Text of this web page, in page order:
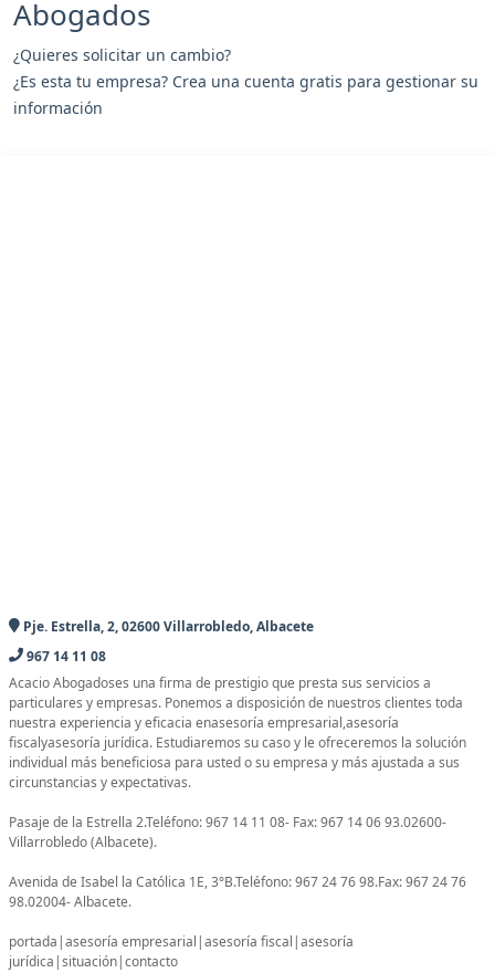
Abogados
¿Quieres solicitar un cambio?
¿Es esta tu empresa? Crea una cuenta gratis para gestionar su
información
Pje. Estrella, 2, 02600 Villarrobledo, Albacete
967 14 11 08
Acacio Abogadoses una firma de prestigio que presta sus servicios a
particulares y empresas. Ponemos a disposición de nuestros clientes toda
nuestra experiencia y eficacia enasesoría empresarial,asesoría
fiscalyasesoría jurídica. Estudiaremos su caso y le ofreceremos la solución
individual más beneficiosa para usted o su empresa y más ajustada a sus
circunstancias y expectativas.
Pasaje de la Estrella 2.Teléfono: 967 14 11 08- Fax: 967 14 06 93.02600-
Villarrobledo (Albacete).
Avenida de Isabel la Católica 1E, 3°B.Teléfono: 967 24 76 98.Fax: 967 24 76
98.02004- Albacete.
portada|asesoría empresarial|asesoría fiscal|asesoría
jurídica|situación|contacto